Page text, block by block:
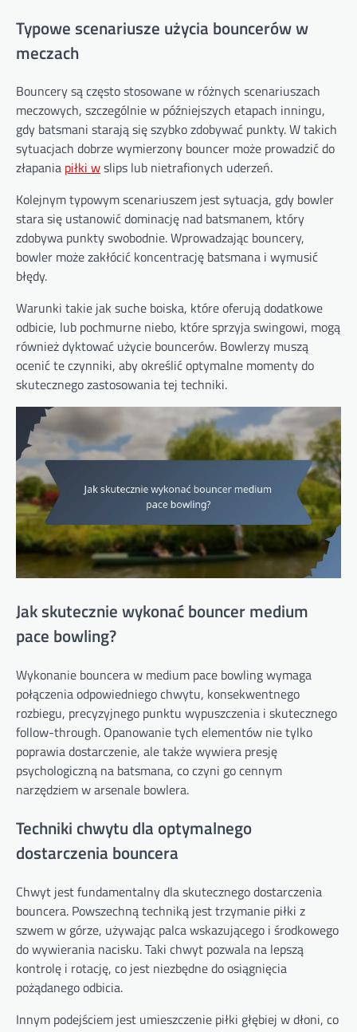
Typowe scenariusze użycia bouncerów w
meczach
Bouncery są często stosowane w różnych scenariuszach
meczowych, szczególnie w późniejszych etapach inningu,
gdy batsmani starają się szybko zdobywać punkty. W takich
sytuacjach dobrze wymierzony bouncer może prowadzić do
złapania piłki wslips lub nietrafionych uderzeń.
Kolejnym typowym scenariuszem jest sytuacja, gdy bowler
stara się ustanowić dominację nad batsmanem, który
zdobywa punkty swobodnie. Wprowadzając bouncery,
bowler może zakłócić koncentrację batsmana i wymusić
błędy.
Warunki takie jak suche boiska, które oferują dodatkowe
odbicie, lub pochmurne niebo, które sprzyja swingowi, mogą
również dyktować użycie bouncerów. Bowlerzy muszą
ocenić te czynniki, aby określić optymalne momenty do
skutecznego zastosowania tej techniki.
Jak skutecznie wykonać bouncer medium
pace bowling?
Wykonanie bouncera w medium pace bowling wymaga
połączenia odpowiedniego chwytu, konsekwentnego
rozbiegu, precyzyjnego punktu wypuszczenia i skutecznego
follow-through. Opanowanie tych elementów nie tylko
poprawia dostarczenie, ale także wywiera presję
psychologiczną na batsmana, co czyni go cennym
narzędziem w arsenale bowlera.
Techniki chwytu dla optymalnego
dostarczenia bouncera
Chwyt jest fundamentalny dla skutecznego dostarczenia
bouncera. Powszechną techniką jest trzymanie piłki z
szwem w górze, używając palca wskazującego i środkowego
do wywierania nacisku. Taki chwyt pozwala na lepszą
kontrolę i rotację, co jest niezbędne do osiągnięcia
pożądanego odbicia.
Innym podejściem jest umieszczenie piłki głębiej w dłoni, co